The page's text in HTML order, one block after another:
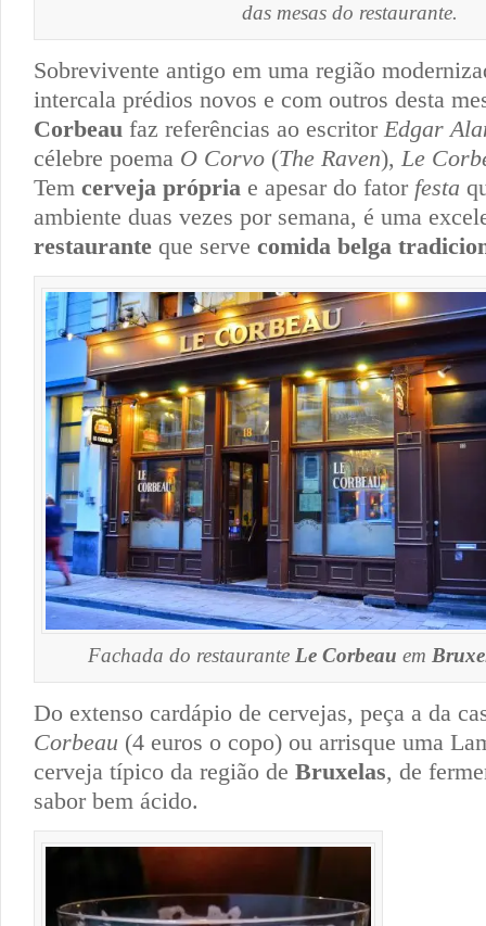
das mesas do restaurante.
Sobrevivente antigo em uma região
intercala prédios novos e com outros desta
Corbeau faz referências ao escritor Edgar
célebre poema O Corvo (The Raven), Le
Tem cerveja própria e apesar do fator festa
ambiente duas vezes por semana, é uma
restaurante que serve comida belga
Fachada do restaurante Le Corbeau em
Do extenso cardápio de cervejas, peça a da
Corbeau (4 euros o copo) ou arrisque uma
cerveja típico da região de Bruxelas, de
sabor bem ácido.